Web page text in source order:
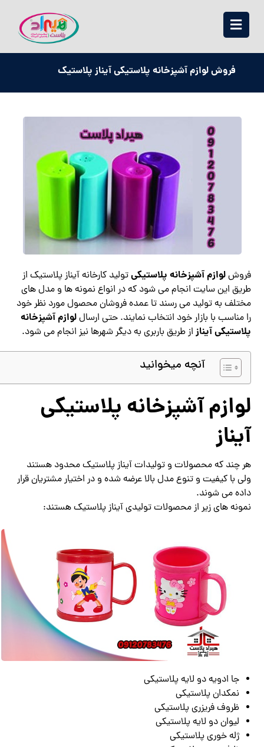
فروش لوازم آشپزخانه پلاستیکی آیناز پلاستیک
فروشلوازم آشپزخانه پلاستیکیتولید کارخانه آیناز پلاستیک از
طریق این سایت انجام می شود که در انواع نمونه ها و مدل های
مختلف به تولید می رسند تا عمده فروشان محصول مورد نظر خود
را مناسب با بازار خود انتخاب نمایند. حتی ارساللوازم آشپزخانه
پلاستیکی آیناز از طریق باربری به دیگر شهرها نیز انجام می شود.
آنچه میخوانید
لوازم آشپزخانه پلاستیکی
آیناز
هر چند که محصولات و تولیدات آیناز پلاستیک محدود هستند
ولی با کیفیت و تنوع مدل بالا عرضه شده و در اختیار مشتریان قرار
داده می شوند.
نمونه های زیر از محصولات تولیدی آیناز پلاستیک هستند:
جا ادویه دو لایه پلاستیکی
نمکدان پلاستیکی
ظروف فریزری پلاستیکی
لیوان دو لایه پلاستیکی
ژله خوری پلاستیکی